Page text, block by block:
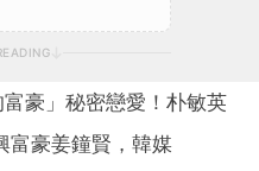
豪」秘密戀愛！朴敏英
富豪姜鐘賢，韓媒